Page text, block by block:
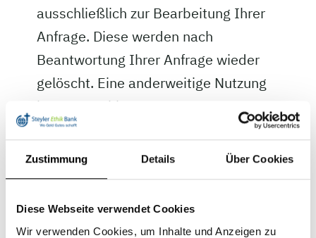
Zustimmung Details Über Cookies
Diese Webseite verwendet Cookies
Wir verwenden Cookies, um Inhalte und Anzeigen zu
ausschließlich zur Bearbeitung Ihrer
Anfrage. Diese werden nach
Beantwortung Ihrer Anfrage wieder
gelöscht. Eine anderweitige Nutzung
ist ausgeschlossen.
Hiermit bestätige ich, dass ich die
und akzeptiert habe.